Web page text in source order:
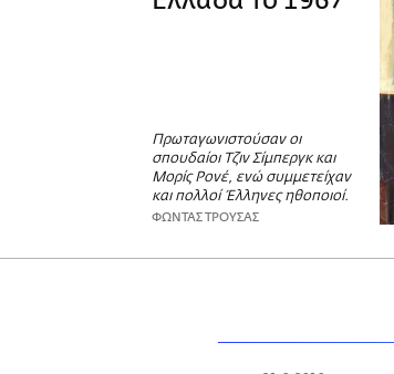
Πρωταγωνιστούσαν οι
σπουδαίοι Τζιν Σίμπεργκ και
Μορίς Ρονέ, ενώ συμμετείχαν
και πολλοί Έλληνες ηθοποιοί.
ΦΩΝΤΑΣ ΤΡΟΥΣΑΣ